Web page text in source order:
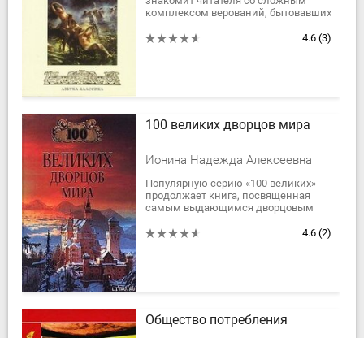
комплексом верований, бытовавших
XX вв. Ее основные "герои" -
4.6 (3)
100 великих дворцов мира
Ионина Надежда Алексеевна
Популярную серию «100 великих»
продолжает книга, посвященная
самым выдающимся дворцовым
народов. Читателя ждут встречи с
4.6 (2)
Общество потребления